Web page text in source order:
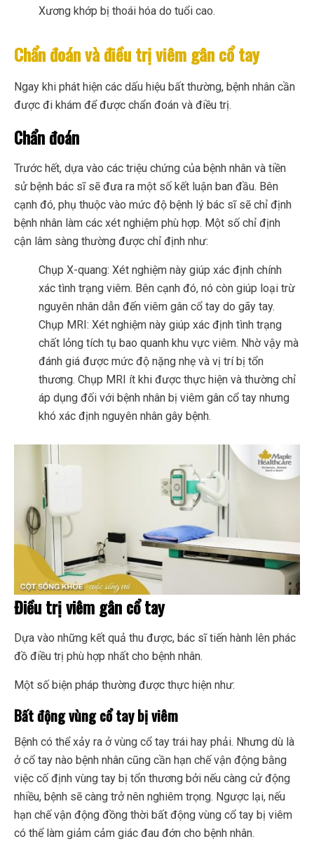
Xương khớp bị thoái hóa do tuổi cao.
Chẩn đoán và điều trị viêm gân cổ tay
Ngay khi phát hiện các dấu hiệu bất thường, bệnh nhân cần
được đi khám để được chẩn đoán và điều trị.
Chẩn đoán
Trước hết, dựa vào các triệu chứng của bệnh nhân và tiền
sử bệnh bác sĩ sẽ đưa ra một số kết luận ban đầu. Bên
cạnh đó, phụ thuộc vào mức độ bệnh lý bác sĩ sẽ chỉ định
bệnh nhân làm các xét nghiệm phù hợp. Một số chỉ định
cận lâm sàng thường được chỉ định như:
Chụp X-quang: Xét nghiệm này giúp xác định chính
xác tình trạng viêm. Bên cạnh đó, nó còn giúp loại trừ
nguyên nhân dẫn đến viêm gân cổ tay do gãy tay.
Chụp MRI: Xét nghiệm này giúp xác định tình trạng
chất lỏng tích tụ bao quanh khu vực viêm. Nhờ vậy mà
đánh giá được mức độ nặng nhẹ và vị trí bị tổn
thương. Chụp MRI ít khi được thực hiện và thường chỉ
áp dụng đối với bệnh nhân bị viêm gân cổ tay nhưng
khó xác định nguyên nhân gây bệnh.
Điều trị viêm gân cổ tay
Dựa vào những kết quả thu được, bác sĩ tiến hành lên phác
đồ điều trị phù hợp nhất cho bệnh nhân.
Một số biện pháp thường được thực hiện như:
Bất động vùng cổ tay bị viêm
Bệnh có thể xảy ra ở vùng cổ tay trái hay phải. Nhưng dù là
ở cổ tay nào bệnh nhân cũng cần hạn chế vận động bằng
việc cố định vùng tay bị tổn thương bởi nếu càng cử động
nhiều, bệnh sẽ càng trở nên nghiêm trọng. Ngược lại, nếu
hạn chế vận động đồng thời bất động vùng cổ tay bị viêm
có thể làm giảm cảm giác đau đớn cho bệnh nhân.